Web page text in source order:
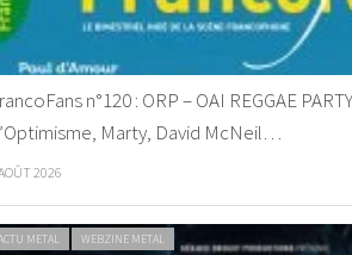
n°120 : ORP – OAI REGGAE
Marty, David McNeil…
2026
METAL WEBZINE METAL